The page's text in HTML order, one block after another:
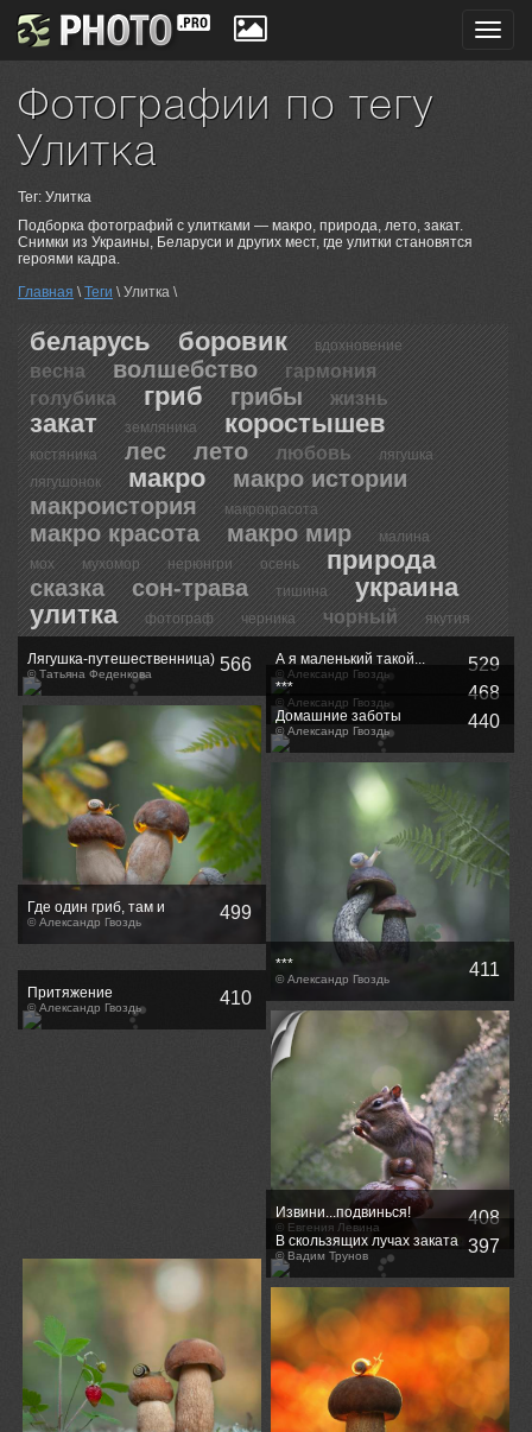
Фотографии по тегу
Улитка
Тег: Улитка
Подборка фотографий с улитками — макро, природа, лето, закат.
Снимки из Украины, Беларуси и других мест, где улитки становятся
героями кадра.
Главная \Теги \ Улитка \
беларусь боровик вдохновение
весна волшебство
гармония
голубика
гриб грибы жизнь
закат земляника коростышев
костяника лес лето любовь
лягушка
лягушонок
макро
макро истории
макроистория
макрокрасота
макро красота макро мир
малина
мох
мухомор нерюнгри осень природа
сказка сон-трава тишина
украина
улитка
фотограф черника чорный якутия
Лягушка-путешественница)
© Татьяна Феденкова 566 А я маленький такой...
© Александр Гвоздь 529
Где один гриб, там и
другой...
© Александр Гвоздь 499
***
© Александр Гвоздь 468
Домашние заботы
© Александр Гвоздь 440
***
© Александр Гвоздь 411
Притяжение
© Александр Гвоздь 410
Извини...подвинься!
© Евгения Левина 408
В скользящих лучах заката
© Вадим Трунов 397